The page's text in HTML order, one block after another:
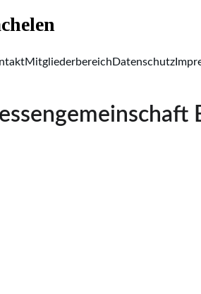
Mitgliederbereich Datenschutz